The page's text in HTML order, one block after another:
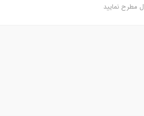
مطرح نمایید